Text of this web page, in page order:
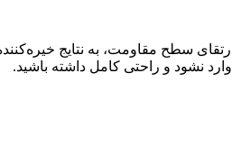
سطح مقاومت، به نتایج
نشود و راحتی کامل داشته باشید.